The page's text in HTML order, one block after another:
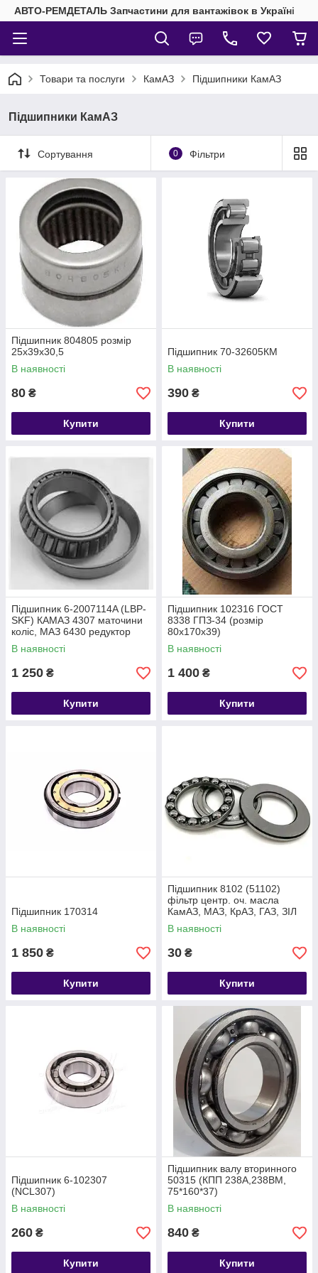
АВТО-РЕМДЕТАЛЬ Запчастини для вантажівок в Україні
Товари та послуги КамАЗ Підшипники КамАЗ
Підшипники КамАЗ
Сортування 0 Фільтри
Підшипник 804805 розмір
25x39x30,5
В наявності
80 ₴
Купити
Підшипник 70-32605КМ
В наявності
390 ₴
Купити
Підшипник 6-2007114A (LBP-
SKF) КАМАЗ 4307 маточини
коліс, МАЗ 6430 редуктор
середнього моста
В наявності
1 250 ₴
Купити
Підшипник 102316 ГОСТ
8338 ГПЗ-34 (розмір
80x170x39)
В наявності
1 400 ₴
Купити
Підшипник 170314
В наявності
1 850 ₴
Купити
Підшипник 8102 (51102)
фільтр центр. оч. масла
КамАЗ, МАЗ, КрАЗ, ГАЗ, ЗІЛ
В наявності
30 ₴
Купити
Підшипник 6-102307
(NCL307)
В наявності
260 ₴
Купити
Підшипник валу вторинного
50315 (КПП 238А,238ВМ,
75*160*37)
В наявності
840 ₴
Купити